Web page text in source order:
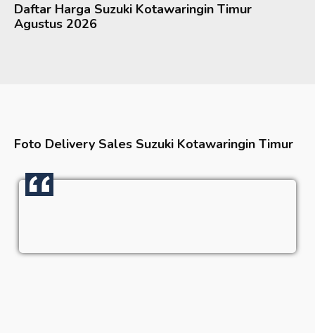
Daftar Harga Suzuki Kotawaringin Timur
Agustus 2026
Foto Delivery Sales Suzuki Kotawaringin Timur